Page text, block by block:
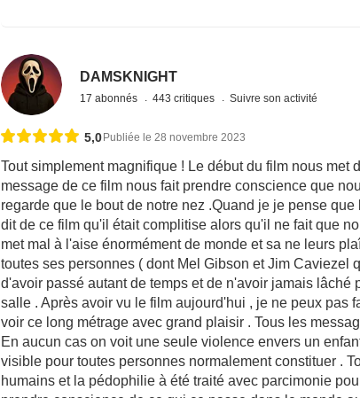
DAMSKNIGHT
17 abonnés 443 critiques Suivre son activité
5,0 Publiée le 28 novembre 2023
Tout simplement magnifique ! Le début du film nous met
message de ce film nous fait prendre conscience que
regarde que le bout de notre nez .Quand je je pense
dit de ce film qu'il était complitise alors qu'il ne fait que
met mal à l'aise énormément de monde et sa ne leurs
toutes ses personnes ( dont Mel Gibson et Jim Caviezel
d'avoir passé autant de temps et de n'avoir jamais lâché
salle . Après avoir vu le film aujourd'hui , je ne peux pas
voir ce long métrage avec grand plaisir . Tous les
En aucun cas on voit une seule violence envers un
visible pour toutes personnes normalement constituer .
humains et la pédophilie à été traité avec parcimonie